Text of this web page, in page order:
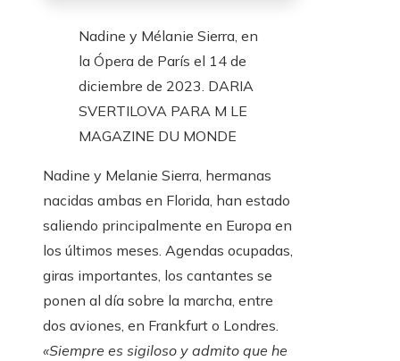
Nadine y Mélanie Sierra, en
la Ópera de París el 14 de
diciembre de 2023. DARIA
SVERTILOVA PARA M LE
MAGAZINE DU MONDE
Nadine y Melanie Sierra, hermanas
nacidas ambas en Florida, han estado
saliendo principalmente en Europa en
los últimos meses. Agendas ocupadas,
giras importantes, los cantantes se
ponen al día sobre la marcha, entre
dos aviones, en Frankfurt o Londres.
«Siempre es sigiloso y admito que he